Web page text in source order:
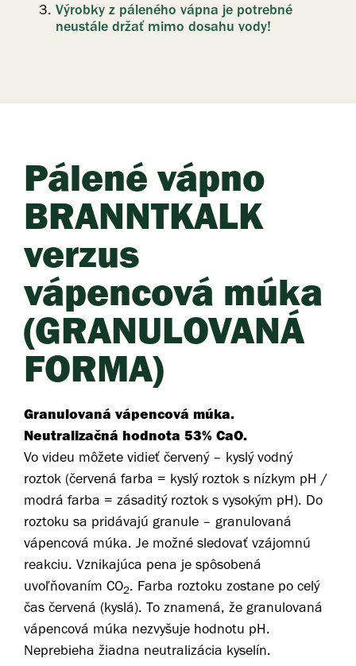
Výrobky z páleného vápna je potrebné
neustále držať mimo dosahu vody!
Pálené vápno
BRANNTKALK
verzus
vápencová múka
(GRANULOVANÁ
FORMA)
Granulovaná vápencová múka.
Neutralizačná hodnota 53% CaO.
Vo videu môžete vidieť červený – kyslý vodný
roztok (červená farba = kyslý roztok s nízkym pH /
modrá farba = zásaditý roztok s vysokým pH). Do
roztoku sa pridávajú granule – granulovaná
vápencová múka. Je možné sledovať vzájomnú
reakciu. Vznikajúca pena je spôsobená
uvoľňovaním CO2. Farba roztoku zostane po celý
čas červená (kyslá). To znamená, že granulovaná
vápencová múka nezvyšuje hodnotu pH.
Neprebieha žiadna neutralizácia kyselín.